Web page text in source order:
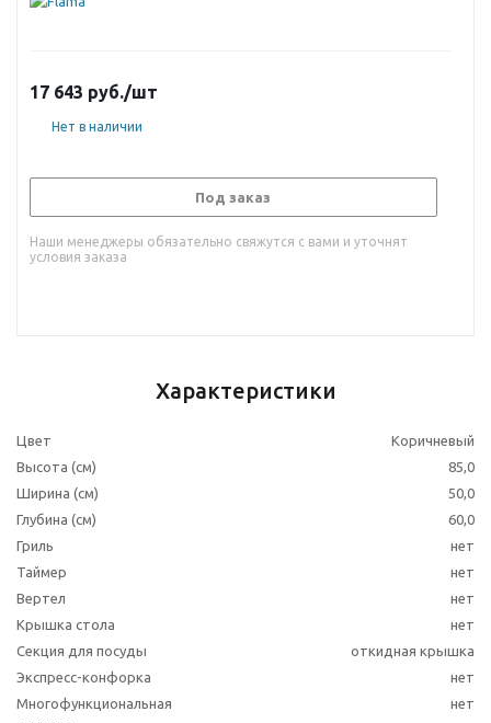
17 643 руб./шт
Нет в наличии
Под заказ
Наши менеджеры обязательно свяжутся с вами и уточнят
условия заказа
Характеристики
Цвет
Коричневый
Высота (см)
85,0
Ширина (см)
50,0
Глубина (см)
60,0
Гриль
нет
Таймер
нет
Вертел
нет
Крышка стола
нет
Секция для посуды
откидная крышка
Экспресс-конфорка
нет
Многофункциональная
нет